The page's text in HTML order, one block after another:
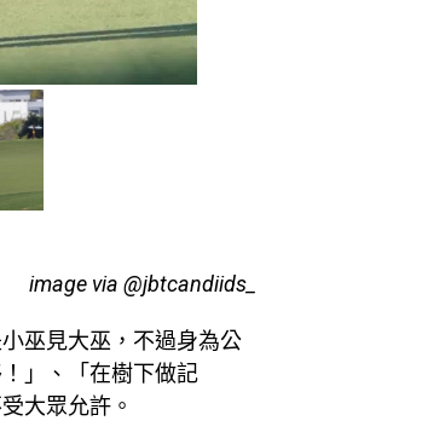
image via @jbtcandiids_
巫見大巫，不過身為公
」、「在樹下做記
大眾允許。